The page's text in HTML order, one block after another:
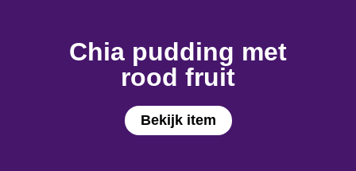
Bekijk item
Chia pudding met
rood fruit